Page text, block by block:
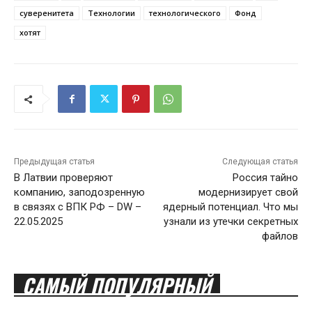
суверенитета
Технологии технологического
Фонд
хотят
Предыдущая статья
В Латвии проверяют
компанию, заподозренную
в связях с ВПК РФ – DW –
22.05.2025
Следующая статья
Россия тайно
модернизирует свой
ядерный потенциал. Что мы
узнали из утечки секретных
файлов
САМЫЙ ПОПУЛЯРНЫЙ